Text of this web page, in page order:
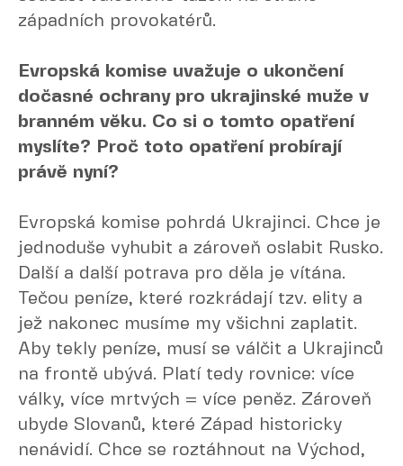
západních provokatérů.
Evropská komise uvažuje o ukončení
dočasné ochrany pro ukrajinské muže v
branném věku. Co si o tomto opatření
myslíte? Proč toto opatření probírají
právě nyní?
Evropská komise pohrdá Ukrajinci. Chce je
jednoduše vyhubit a zároveň oslabit Rusko.
Další a další potrava pro děla je vítána.
Tečou peníze, které rozkrádají tzv. elity a
jež nakonec musíme my všichni zaplatit.
Aby tekly peníze, musí se válčit a Ukrajinců
na frontě ubývá. Platí tedy rovnice: více
války, více mrtvých = více peněz. Zároveň
ubyde Slovanů, které Západ historicky
nenávidí. Chce se roztáhnout na Východ,